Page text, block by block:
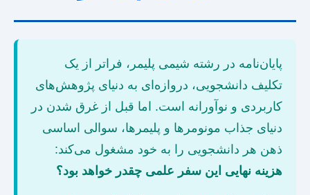
پایان‌نامه در رشته شیمی پلیمر، فراتر از یک
تکلیف دانشجویی، دروازه‌ای به دنیای پژوهش‌های
کاربردی و نوآورانه است. اما قبل از غرق شدن در
دنیای جذاب مونومرها و پلیمرها، سوالی اساسی
ذهن هر دانشجویی را به خود مشغول می‌کند:
هزینه نهایی این سفر علمی چقدر خواهد بود؟